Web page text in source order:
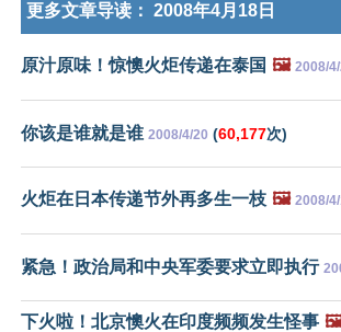
更多文章导读： 2008年4月18日
原汁原味！惊懊火炬传递在泰国 🖼️ 2008/
你该是谁就是谁 2008/4/20 (60,177次)
火炬在日本传递节外再多生一枝 🖼️ 2008/
紧急！政治局和中央军委要求立即执行
下火啦！北京懊火在印度频频发生怪事